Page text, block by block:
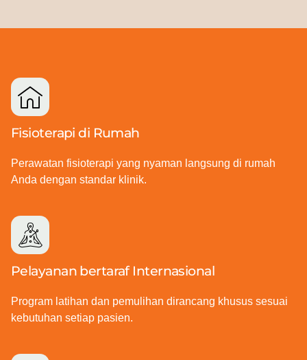
Fisioterapi di Rumah
Perawatan fisioterapi yang nyaman langsung di rumah
Anda dengan standar klinik.
Pelayanan bertaraf Internasional
Program latihan dan pemulihan dirancang khusus sesuai
kebutuhan setiap pasien.